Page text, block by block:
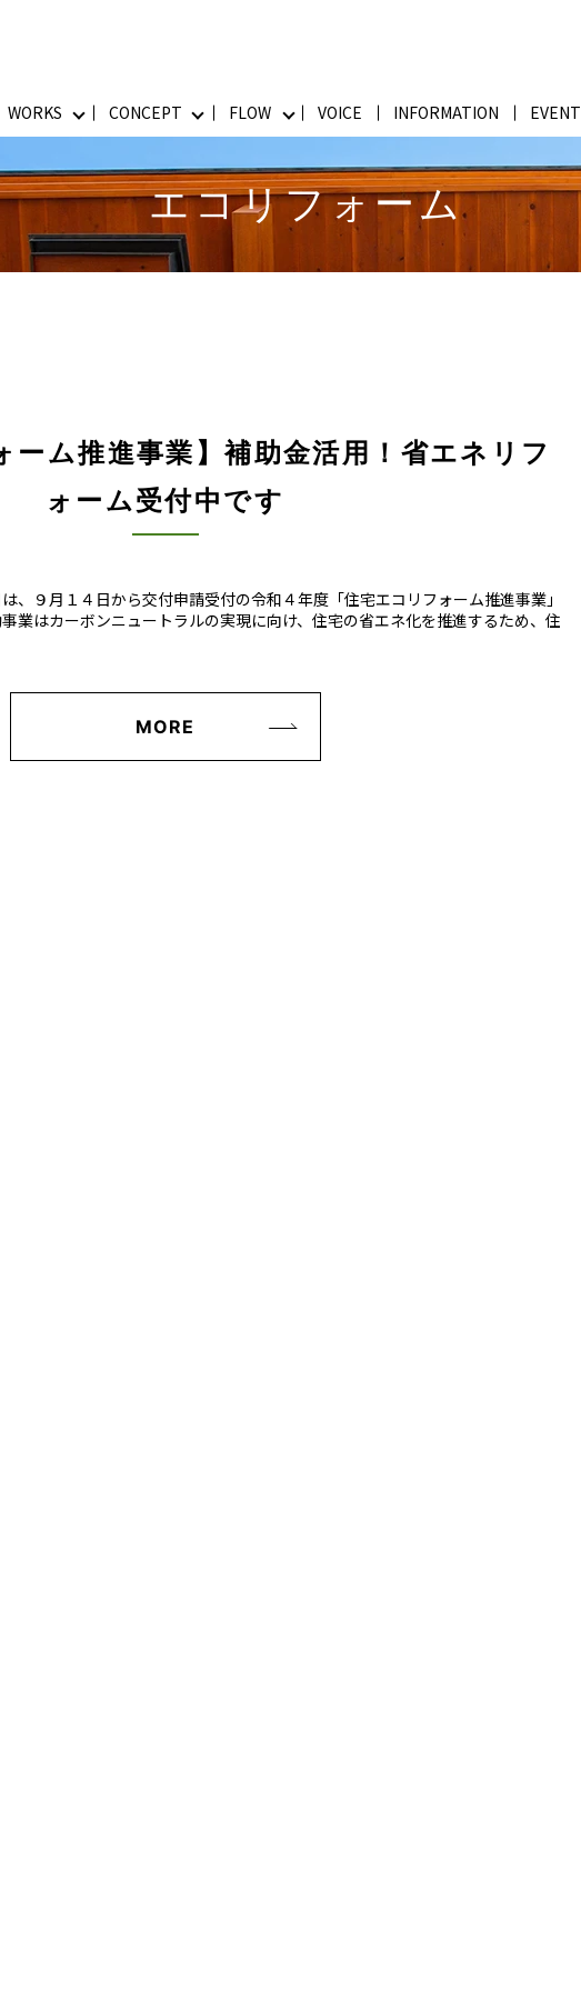
WORKS CONCEPT FLOW VOICE INFORMATION EVENT
エコリフォーム
ーム推進事業】補助金活用！省エネリフ
ォーム受付中です
、９月１４日から交付申請受付の令和４年度「住宅エコリフォーム推進事業」
業はカーボンニュートラルの実現に向け、住宅の省エネ化を推進するため、住
MORE